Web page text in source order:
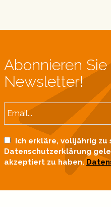
Abonnieren
Newsletter!
Ich erkläre, volljährig zu
Datenschutzerklärung
akzeptiert zu haben.